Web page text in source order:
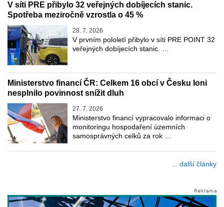
V síti PRE přibylo 32 veřejných dobíjecích stanic.
Spotřeba meziročně vzrostla o 45 %
28. 7. 2026
V prvním pololetí přibylo v síti PRE POINT 32
veřejných dobíjecích stanic. …
Ministerstvo financí ČR: Celkem 16 obcí v Česku loni
nesplnilo povinnost snížit dluh
27. 7. 2026
Ministerstvo financí vypracovalo informaci o
monitoringu hospodaření územních
samosprávných celků za rok …
... další články